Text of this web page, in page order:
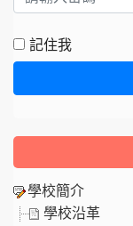
記住我
學校簡介
學校沿革